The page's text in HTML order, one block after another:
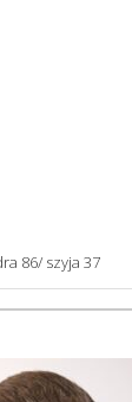
86/ szyja 37